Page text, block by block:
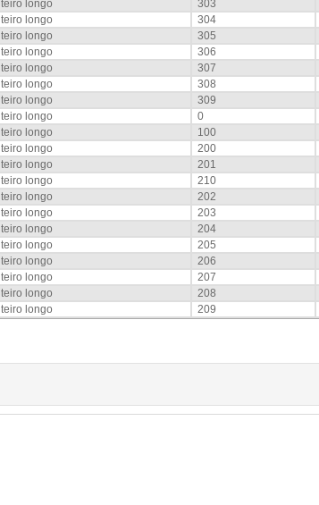
longo
303
longo
304
longo
305
longo
306
longo
307
longo
308
longo
309
longo
0
longo
100
longo
200
longo
201
longo
210
longo
202
longo
203
longo
204
longo
205
longo
206
longo
207
longo
208
longo 209